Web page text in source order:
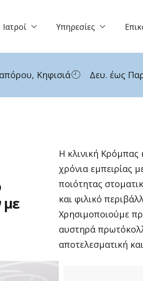
Ιατροί Υπηρεσίες
Κηφισιά Δευ. έως
με
Η κλινική
χρόνια εμπειρίας
ποιότητας
και φιλικό
Χρησιμοποιούμε
αυστηρά
αποτελεσματική